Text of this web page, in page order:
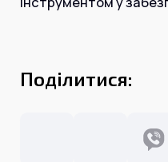
Поділитися: